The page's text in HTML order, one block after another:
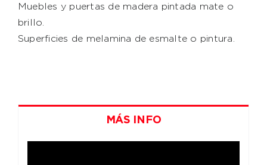
Muebles y puertas de madera pintada mate o
brillo.
Superficies de melamina de esmalte o pintura.
MÁS INFO